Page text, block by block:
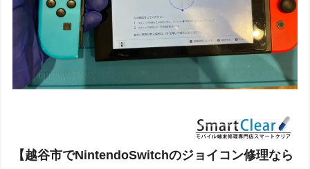
【越谷市でNintendoSwitchのジョイコン修理なら